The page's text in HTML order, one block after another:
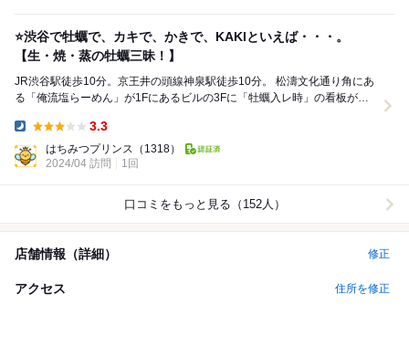
⭐️渋谷で牡蠣で、カキで、かきで、KAKIといえば・・・。
【生・焼・蒸の牡蠣三昧！】
JR渋谷駅徒歩10分。京王井の頭線神泉駅徒歩10分。 松濤文化通り角にあ
る「俺流塩らーめん」が1Fにあるビルの3Fに「牡蠣入レ時」の看板が見
3.3
はちみつプリンス （1318）
2024/04 訪問
1回
口コミをもっと見る（152人）
店舗情報（詳細） 修正
アクセス 住所を修正